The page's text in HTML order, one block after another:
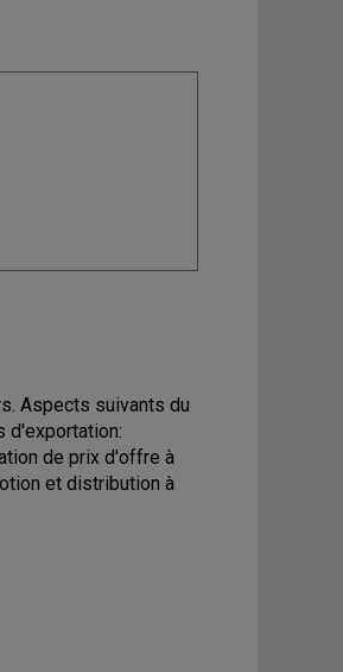
Aspects suivants du
d'exportation:
de prix d'offre à
et distribution à